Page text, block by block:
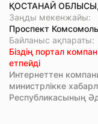
ҚОСТАНАЙ
Заңды мекенжайы:
Проспект
Байланыс ақпараты:
Біздің портал
етпейді
Интернеттен
министрлікке
Республикасының